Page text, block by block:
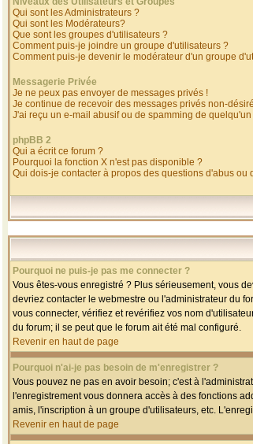
Qui sont les Administrateurs ?
Qui sont les Modérateurs?
Que sont les groupes d'utilisateurs ?
Comment puis-je joindre un groupe d'utilisateurs ?
Comment puis-je devenir le modérateur d'un groupe
Messagerie Privée
Je ne peux pas envoyer de messages privés !
Je continue de recevoir des messages privés non-
J'ai reçu un e-mail abusif ou de spamming de quelqu'un
phpBB 2
Qui a écrit ce forum ?
Pourquoi la fonction X n'est pas disponible ?
Qui dois-je contacter à propos des questions d'abus ou
Pourquoi ne puis-je pas me connecter ?
Vous êtes-vous enregistré ? Plus sérieusement, vous
devriez contacter le webmestre ou l'administrateur du
vous connecter, vérifiez et revérifiez vos nom
du forum; il se peut que le forum ait été mal configuré.
Revenir en haut de page
Pourquoi n'ai-je pas besoin de m'enregistrer ?
Vous pouvez ne pas en avoir besoin; c'est à
l'enregistrement vous donnera accès à des fonctions
amis, l'inscription à un groupe d'utilisateurs, etc.
Revenir en haut de page